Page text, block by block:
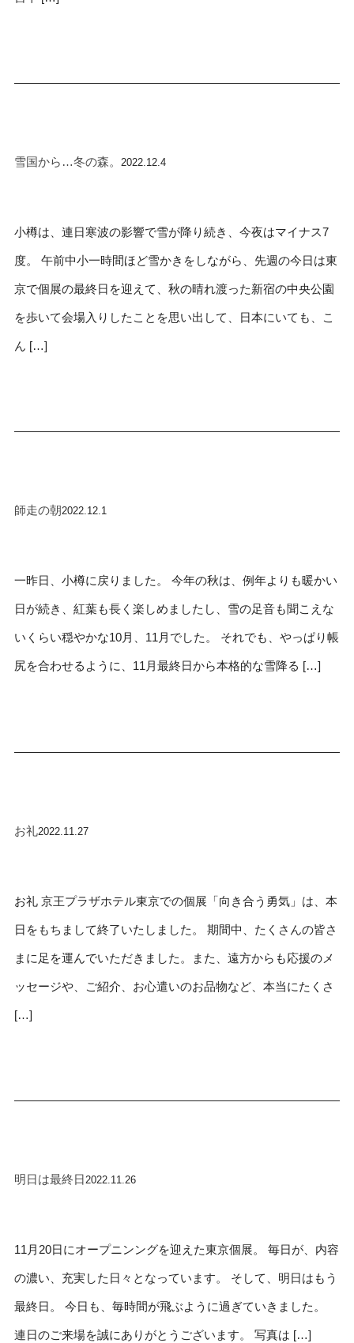
雪国から…冬の森。 2022.12.4
小樽は、連日寒波の影響で雪が降り続き、今夜はマイナス7
度。 午前中小一時間ほど雪かきをしながら、先週の今日は東
京で個展の最終日を迎えて、秋の晴れ渡った新宿の中央公園
を歩いて会場入りしたことを思い出して、日本にいても、こ
ん […]
師走の朝2022.12.1
一昨日、小樽に戻りました。 今年の秋は、例年よりも暖かい
日が続き、紅葉も長く楽しめましたし、雪の足音も聞こえな
いくらい穏やかな10月、11月でした。 それでも、やっぱり帳
尻を合わせるように、11月最終日から本格的な雪降る […]
お礼2022.11.27
お礼 京王プラザホテル東京での個展「向き合う勇気」は、本
日をもちまして終了いたしました。 期間中、たくさんの皆さ
まに足を運んでいただきました。また、遠方からも応援のメ
ッセージや、ご紹介、お心遣いのお品物など、本当にたくさ
[…]
明日は最終日2022.11.26
11月20日にオープニンングを迎えた東京個展。 毎日が、内容
の濃い、充実した日々となっています。 そして、明日はもう
最終日。 今日も、毎時間が飛ぶように過ぎていきました。
連日のご来場を誠にありがとうございます。 写真は […]